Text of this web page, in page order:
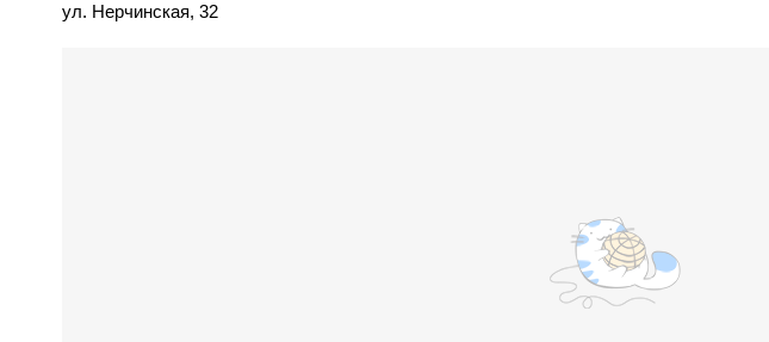
ул. Нерчинская, 32